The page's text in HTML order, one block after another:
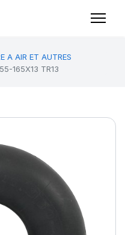
A AIR ET AUTRES
165X13 TR13